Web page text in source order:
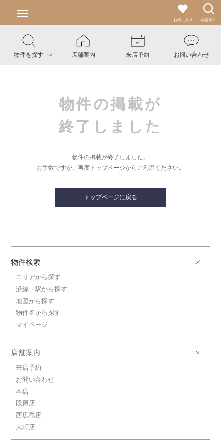
お気に入り 検索条件
物件を探す 店舗案内 来店予約 お問い合わせ
物件の掲載が
終了しました
物件の掲載が終了しました。
お手数ですが、再度トップページからご利用ください。
トップページに戻る
物件検索
エリアから探す
沿線・駅から探す
地図から探す
物件名から探す
マイページ
店舗案内
来店予約
お問い合わせ
本店
段原店
西広島店
大町店